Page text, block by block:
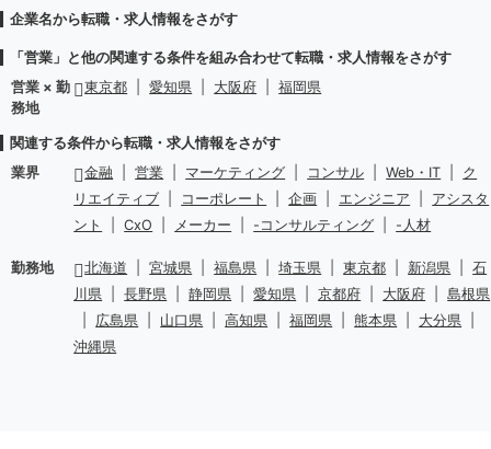
企業名から転職・求人情報をさがす
「営業」と他の関連する条件を組み合わせて転職・求人情報をさがす
営業 × 勤
務地
東京都 愛知県 大阪府 福岡県
関連する条件から転職・求人情報をさがす
業界
金融 営業 マーケティング コンサル Web・IT
ク
リエイティブ
コーポレート 企画 エンジニア
アシスタ
ント
CxO メーカー -コンサルティング -人材
勤務地 北海道 宮城県 福島県 埼玉県 東京都 新潟県
石
川県
長野県 静岡県 愛知県 京都府 大阪府
島根県
広島県 山口県 高知県 福岡県 熊本県 大分県
沖縄県